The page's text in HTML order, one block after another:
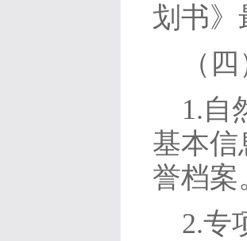
划书》
（
1.自
基本信
誉档案
2.专